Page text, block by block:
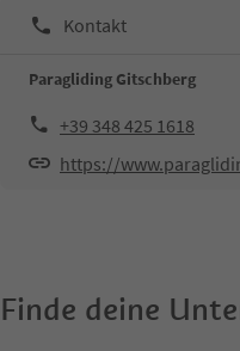
Kontakt
Paragliding Gitschberg
+39 348 425 1618
https://
Finde deine